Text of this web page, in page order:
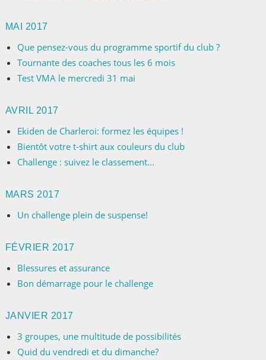
MAI 2017
Que pensez-vous du programme sportif du club ?
Tournante des coaches tous les 6 mois
Test VMA le mercredi 31 mai
AVRIL 2017
Ekiden de Charleroi: formez les équipes !
Bientôt votre t-shirt aux couleurs du club
Challenge : suivez le classement...
MARS 2017
Un challenge plein de suspense!
FÉVRIER 2017
Blessures et assurance
Bon démarrage pour le challenge
JANVIER 2017
3 groupes, une multitude de possibilités
Quid du vendredi et du dimanche?